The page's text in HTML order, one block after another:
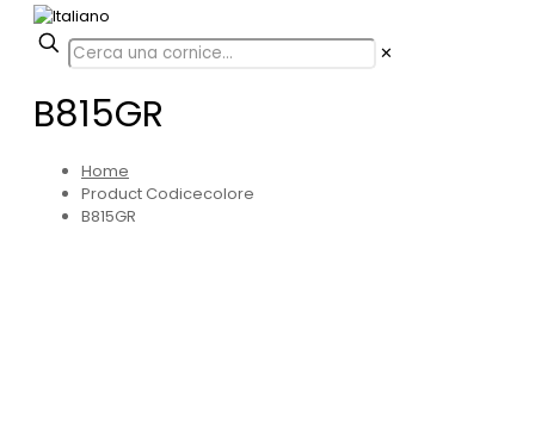
✕
B815GR
Home
Product Codicecolore
B815GR